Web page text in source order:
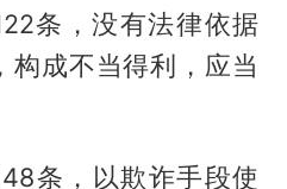
条，没有法律依据
构成不当得利，应当
条，以欺诈手段使